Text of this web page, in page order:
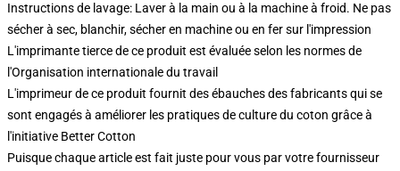
Instructions de lavage: Laver à la main ou à la machine à froid. Ne pas
sécher à sec, blanchir, sécher en machine ou en fer sur l'impression
L'imprimante tierce de ce produit est évaluée selon les normes de
l'Organisation internationale du travail
L'imprimeur de ce produit fournit des ébauches des fabricants qui se
sont engagés à améliorer les pratiques de culture du coton grâce à
l'initiative Better Cotton
Puisque chaque article est fait juste pour vous par votre fournisseur